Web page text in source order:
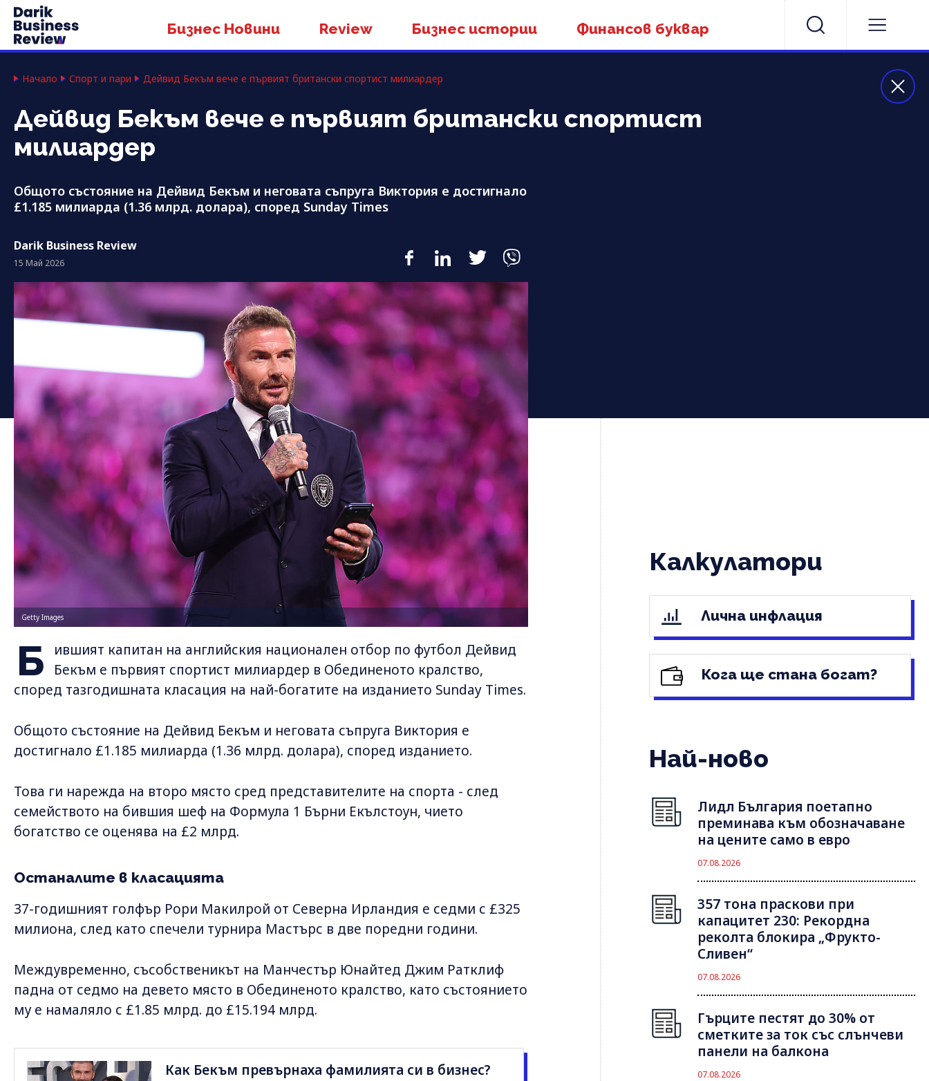
Бизнес Новини Review Бизнес истории Финансов буквар
Начало Спорт и пари Дейвид Бекъм вече е първият британски спортист милиардер
Дейвид Бекъм вече е първият британски спортист
милиардер
Общото състояние на Дейвид Бекъм и неговата съпруга Виктория е достигнало
£1.185 милиарда (1.36 млрд. долара), според Sunday Times
Darik Business Review
15 Май 2026
Getty Images
Б
ившият капитан на английския национален отбор по футбол Дейвид
Бекъм е първият спортист милиардер в Обединеното кралство,
според тазгодишната класация на най-богатите на изданието Sunday Times.
Общото състояние на Дейвид Бекъм и неговата съпруга Виктория е
достигнало £1.185 милиарда (1.36 млрд. долара), според изданието.
Това ги нарежда на второ място сред представителите на спорта - след
семейството на бившия шеф на Формула 1 Бърни Екълстоун, чието
богатство се оценява на £2 млрд.
Останалите в класацията
37-годишният голфър Рори Макилрой от Северна Ирландия е седми с £325
милиона, след като спечели турнира Мастърс в две поредни години.
Междувременно, съсобственикът на Манчестър Юнайтед Джим Ратклиф
падна от седмо на девето място в Обединеното кралство, като състоянието
му е намаляло с £1.85 млрд. до £15.194 млрд.
Как Бекъм превърнаха фамилията си в бизнес?
Калкулатори
Лична инфлация
Кога ще стана богат?
Най-ново
Лидл България поетапно
преминава към обозначаване
на цените само в евро
07.08.2026
357 тона праскови при
капацитет 230: Рекордна
реколта блокира „Фрукто-
Сливен“
07.08.2026
Гърците пестят до 30% от
сметките за ток със слънчеви
панели на балкона
07.08.2026